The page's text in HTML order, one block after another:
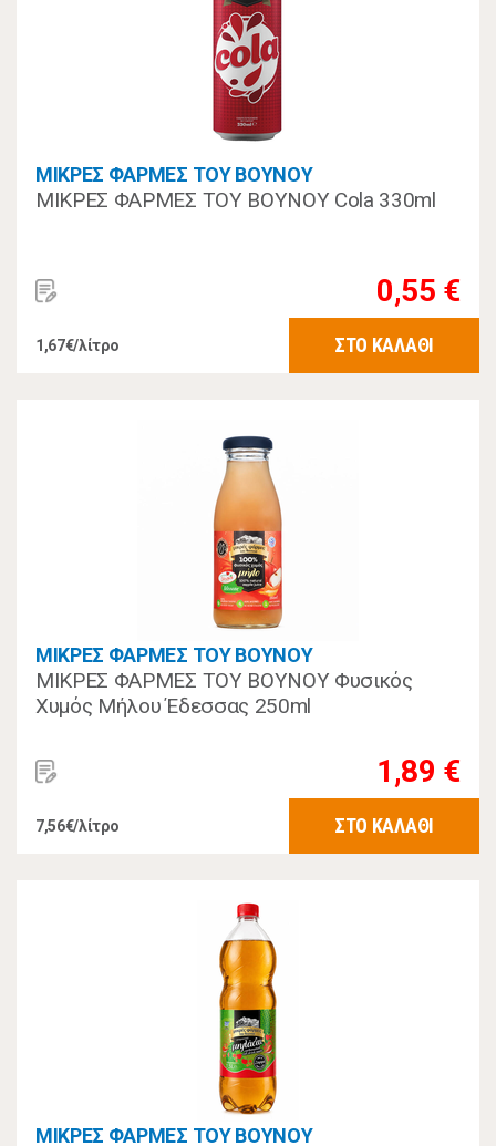
ΜΙΚΡΕΣ ΦΑΡΜΕΣ ΤΟΥ ΒΟΥΝΟΥ
ΜΙΚΡΕΣ ΦΑΡΜΕΣ ΤΟΥ ΒΟΥΝΟΥ Cola 330ml
0,55 €
1,67€/λίτρο ΣΤΟ ΚΑΛΑΘΙ
ΜΙΚΡΕΣ ΦΑΡΜΕΣ ΤΟΥ ΒΟΥΝΟΥ
ΜΙΚΡΕΣ ΦΑΡΜΕΣ ΤΟΥ ΒΟΥΝΟΥ Φυσικός
Χυμός Μήλου Έδεσσας 250ml
1,89 €
7,56€/λίτρο ΣΤΟ ΚΑΛΑΘΙ
ΜΙΚΡΕΣ ΦΑΡΜΕΣ ΤΟΥ ΒΟΥΝΟΥ